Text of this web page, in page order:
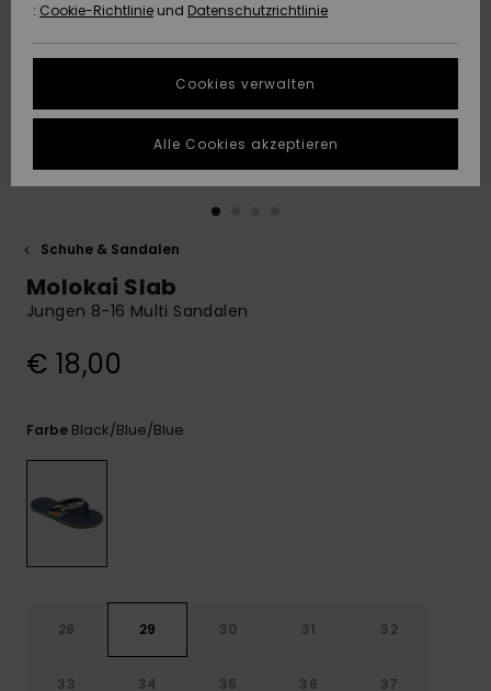
Highlights
Highlights
Starten Sie eine
Unterhaltung,
schnellste
Antwort auf Ihre
Frage zu
erhalten.
Finden Sie
NACHHALTIGKEIT
WUNSCHLISTE
Schuhe & Sandalen
Molokai Slab
Jungen 8-16 Multi Sandalen
€ 18,00
Farbe Black/blue/blue
28 29 30 31 32
33 34 35 36 37
: Cookie-Richtlinie und Datenschutzrichtlinie
Cookies verwalten
Alle Cookies akzeptieren